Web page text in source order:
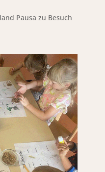
Pausa zu Besuch